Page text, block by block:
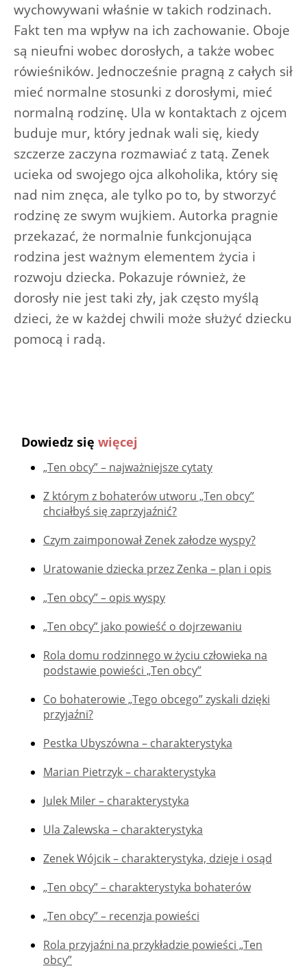
wychowywani właśnie w takich rodzinach.
Fakt ten ma wpływ na ich zachowanie. Oboje
są nieufni wobec dorosłych, a także wobec
rówieśników. Jednocześnie pragną z całych sił
mieć normalne stosunki z dorosłymi, mieć
normalną rodzinę. Ula w kontaktach z ojcem
buduje mur, który jednak wali się, kiedy
szczerze zaczyna rozmawiać z tatą. Zenek
ucieka od swojego ojca alkoholika, który się
nad nim znęca, ale tylko po to, by stworzyć
rodzinę ze swym wujkiem. Autorka pragnie
przekazać, że normalnie funkcjonująca
rodzina jest ważnym elementem życia i
rozwoju dziecka. Pokazuje również, że
dorosły nie jest taki zły, jak często myślą
dzieci, że w każdej chwili może służyć dziecku
pomocą i radą.
Dowiedz się więcej
„Ten obcy” – najważniejsze cytaty
Z którym z bohaterów utworu „Ten obcy”
chciałbyś się zaprzyjaźnić?
Czym zaimponował Zenek załodze wyspy?
Uratowanie dziecka przez Zenka – plan i opis
„Ten obcy” – opis wyspy
„Ten obcy” jako powieść o dojrzewaniu
Rola domu rodzinnego w życiu człowieka na
podstawie powieści „Ten obcy”
Co bohaterowie „Tego obcego” zyskali dzięki
przyjaźni?
Pestka Ubyszówna – charakterystyka
Marian Pietrzyk – charakterystyka
Julek Miler – charakterystyka
Ula Zalewska – charakterystyka
Zenek Wójcik – charakterystyka, dzieje i osąd
„Ten obcy” – charakterystyka bohaterów
„Ten obcy” – recenzja powieści
Rola przyjaźni na przykładzie powieści „Ten
obcy”